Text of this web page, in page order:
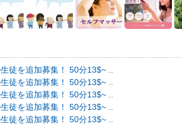
徒を追加募集！ 50分13$~ ..
徒を追加募集！ 50分13$~ ..
徒を追加募集！ 50分13$~ ..
徒を追加募集！ 50分13$~ ..
徒を追加募集！ 50分13$~ ..